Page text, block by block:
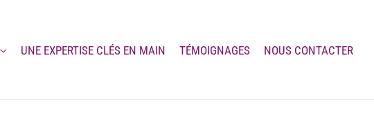
UNE EXPERTISE CLÉS EN MAIN TÉMOIGNAGES NOUS CONTACTER